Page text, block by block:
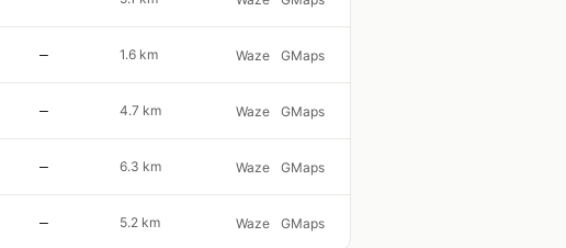
— 1.6 km Waze GMaps
— 4.7 km Waze GMaps
— 6.3 km Waze GMaps
— 5.2 km Waze GMaps